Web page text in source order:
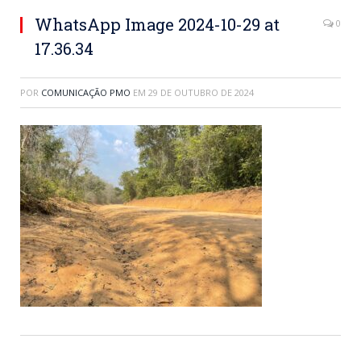
WhatsApp Image 2024-10-29 at
17.36.34
0
POR COMUNICAÇÃO PMO EM 29 DE OUTUBRO DE 2024